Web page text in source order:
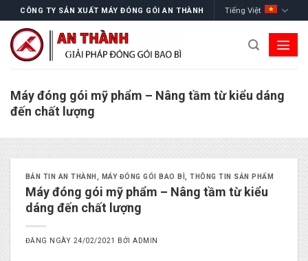
to
content
CÔNG TY SẢN XUẤT MÁY ĐÓNG GÓI AN THÀNH Tiếng Việt
Máy đóng gói mỹ phẩm – Nâng tầm từ kiểu dáng
đến chất lượng
BẢN TIN AN THÀNH MÁY ĐÓNG GÓI BAO BÌ ,THÔNG TIN SẢN PHẨM
Máy đóng gói mỹ phẩm – Nâng tầm từ kiểu
dáng đến chất lượng
ĐĂNG NGÀY 24/02/2021 BỞIADMIN